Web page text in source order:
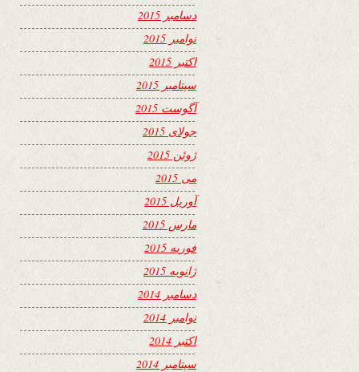
دسامبر 2015
نوامبر 2015
اکتبر 2015
سپتامبر 2015
آگوست 2015
جولای 2015
ژوئن 2015
می 2015
آوریل 2015
مارس 2015
فوریه 2015
ژانویه 2015
دسامبر 2014
نوامبر 2014
اکتبر 2014
سپتامبر 2014